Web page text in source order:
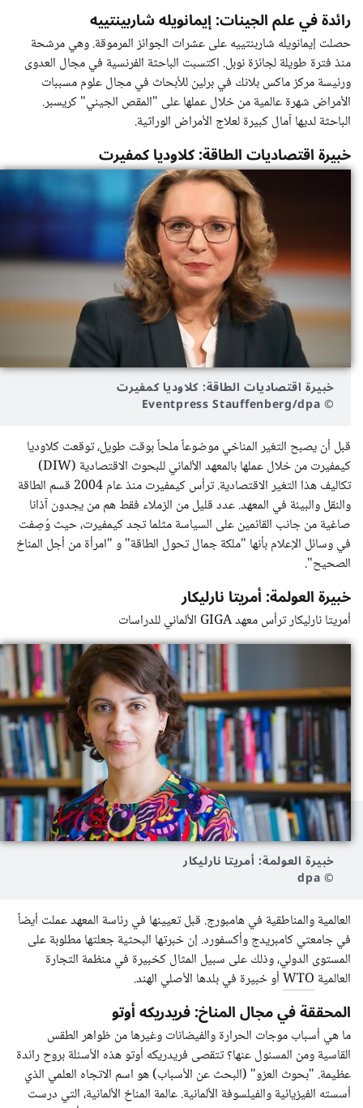
رائدة في علم الجينات: إيمانويله شاربينتييه
حصلت إيمانويله شاربنتييه على عشرات الجوائز المرموقة. وهي مرشحة
منذ فترة طويلة لجائزة نوبل. اكتسبت الباحثة الفرنسية في مجال العدوى
ورئيسة مركز ماكس بلانك في برلين للأبحاث في مجال علوم مسببات
الأمراض شهرة عالمية من خلال عملها على "المقص الجيني" كريسبر.
الباحثة لديها آمال كبيرة لعلاج الأمراض الوراثية.
خبيرة اقتصاديات الطاقة: كلاوديا كمفيرت
خبيرة اقتصاديات الطاقة: كلاوديا كمفيرت
© Eventpress Stauffenberg/dpa
قبل أن يصبح التغير المناخي موضوعاً ملحاً بوقت طويل، توقعت كلاوديا
كيمفيرت من خلال عملها بالمعهد الألماني للبحوث الاقتصادية (DIW)
تكاليف هذا التغير الاقتصادية. ترأس كيمفيرت منذ عام 2004 قسم الطاقة
والنقل والبيئة في المعهد. عدد قليل من الزملاء فقط هم من يجدون آذانا
صاغية من جانب القائمين على السياسة مثلما تجد كيمفيرت، حيث وُصِفت
في وسائل الإعلام بأنها "ملكة جمال تحول الطاقة" و "امرأة من أجل المناخ
الصحيح".
خبيرة العولمة: أمريتا نارليكار
أمريتا نارليكار ترأس معهد GIGA الألماني للدراسات
خبيرة العولمة: أمريتا نارليكار
© dpa
العالمية والمناطقية في هامبورج. قبل تعيينها في رئاسة المعهد عملت أيضاً
في جامعتي كامبريدج وأكسفورد. إن خبرتها البحثية جعلتها مطلوبة على
المستوى الدولي، وذلك على سبيل المثال كخبيرة في منظمة التجارة
العالمية WTOأو خبيرة في بلدها الأصلي الهند.
المحققة في مجال المناخ: فريدريكه أوتو
ما هي أسباب موجات الحرارة والفيضانات وغيرها من ظواهر الطقس
القاسية ومن المسئول عنها؟ تتقصى فريدريكه أوتو هذه الأسئلة بروح رائدة
عظيمة. "بحوث العزو" (البحث عن الأسباب) هو اسم الاتجاه العلمي الذي
أسسته الفيزيائية والفيلسوفة الألمانية. عالمة المناخ الألمانية، التي درست